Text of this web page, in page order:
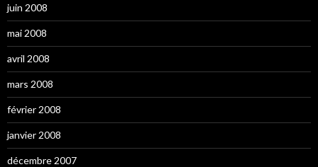
juin 2008
mai 2008
avril 2008
mars 2008
février 2008
janvier 2008
décembre 2007